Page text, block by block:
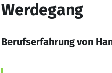
Werdegang
Berufserfahrung von